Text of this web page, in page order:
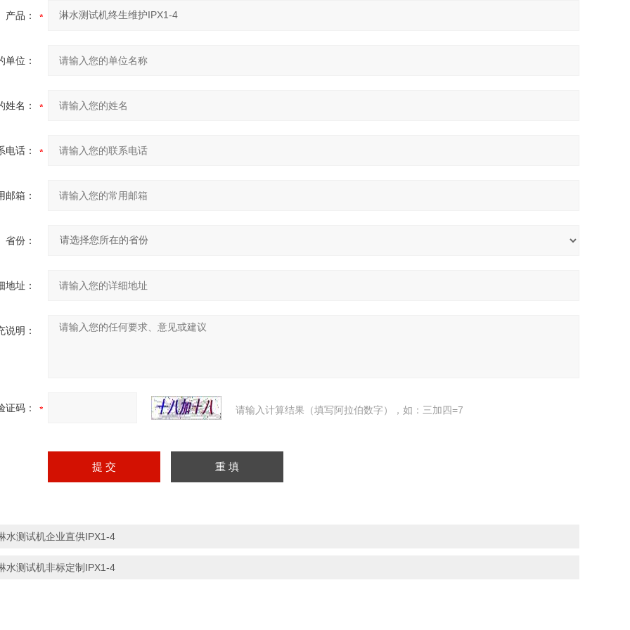
产品：
单位：
姓名：
电话：
邮箱：
省份：
地址：
说明：
证码： 请输入计算结果（填写阿拉伯数字），如：三加四=7
水测试机企业直供IPX1-4
水测试机非标定制IPX1-4